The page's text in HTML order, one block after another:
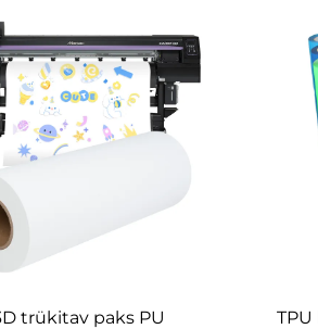
trükitav paks PU